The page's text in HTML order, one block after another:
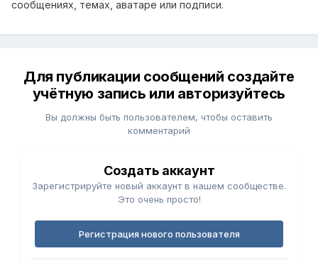
сообщениях, темах, аватаре или подписи.
Для публикации сообщений создайте
учётную запись или авторизуйтесь
Вы должны быть пользователем, чтобы оставить
комментарий
Создать аккаунт
Зарегистрируйте новый аккаунт в нашем сообществе.
Это очень просто!
Регистрация нового пользователя